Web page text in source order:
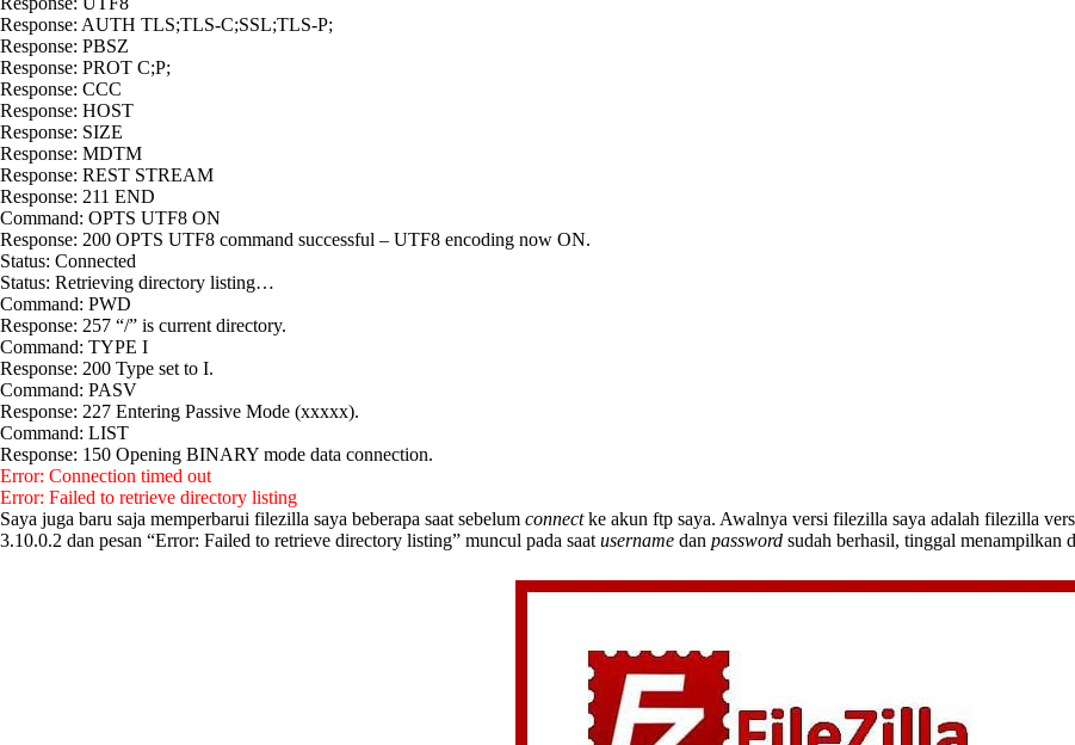
Response: AUTH TLS;TLS-C;SSL;TLS-P;
Response: PBSZ
Response: PROT C;P;
Response: CCC
Response: HOST
Response: SIZE
Response: MDTM
Response: REST STREAM
Response: 211 END
Command: OPTS UTF8 ON
Response: 200 OPTS UTF8 command successful – UTF8 encoding now ON.
Status: Connected
Status: Retrieving directory listing…
Command: PWD
Response: 257 “/” is current directory.
Command: TYPE I
Response: 200 Type set to I.
Command: PASV
Response: 227 Entering Passive Mode (xxxxx).
Command: LIST
Response: 150 Opening BINARY mode data connection.
Error: Connection timed out
Error: Failed to retrieve directory listing
Saya juga baru saja memperbarui filezilla saya beberapa saat sebelum connectke akun ftp saya. Awalnya versi filezilla saya adalah filezilla
3.10.0.2 dan pesan “Error: Failed to retrieve directory listing” muncul pada saat username dan password sudah berhasil, tinggal menampilkan